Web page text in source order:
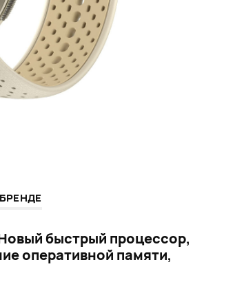
быстрый процессор,
оперативной памяти,